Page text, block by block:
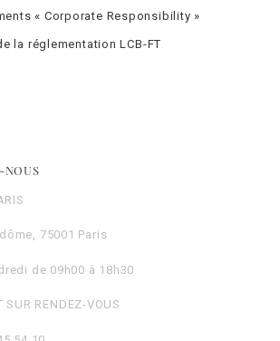
« Corporate Responsibility »
la réglementation LCB-FT
NOUS
75001 Paris
de 09h00 à 18h30
SUR RENDEZ-VOUS